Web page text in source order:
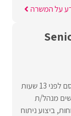
על המשרה
13 שעות
מנהל/ת
ביצוע ניתוח